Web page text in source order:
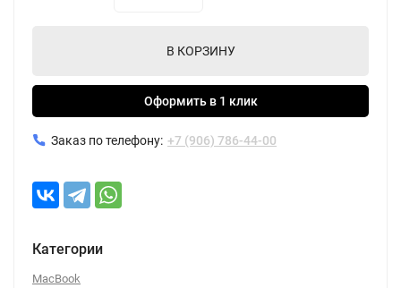
В КОРЗИНУ
Оформить в 1 клик
Заказ по телефону: +7 (906) 786-44-00
Категории
MacBook